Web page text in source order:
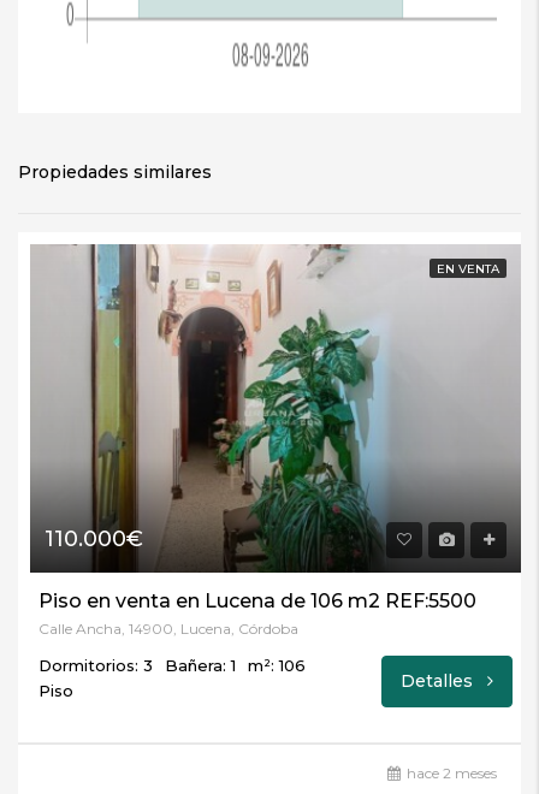
Propiedades similares
EN VENTA
110.000€
Piso en venta en Lucena de 106 m2 REF:5500
Calle Ancha, 14900, Lucena, Córdoba
Dormitorios: 3 Bañera: 1
m²: 106
Piso
Detalles
hace 2 meses